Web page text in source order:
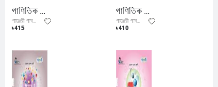
গাণিতিক পদার্থবিজ্ঞান ২য় পত্র (একাদশ- দ্বাদশ শ্রেণি)
পাঞ্জেরী পাবলিকেশন্স লিমিটেড
৳415
গাণিতিক পদার্থবিজ্ঞান ১ম পত্র (একাদশ- দ্বাদশ শ্রেণি)
পাঞ্জেরী পাবলিকেশন্স লিমিটেড
৳410